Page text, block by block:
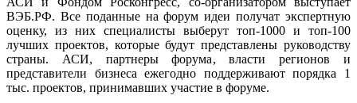
ВЭБ.РФ. Все поданные на форум идеи получат экспертную
оценку, из них специалисты выберут топ-1000 и топ-100
лучших проектов, которые будут представлены руководству
страны. АСИ, партнеры форума, власти регионов и
представители бизнеса ежегодно поддерживают порядка 1
тыс. проектов, принимавших участие в форуме.